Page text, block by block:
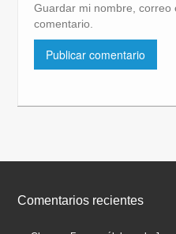
Guardar mi nombre, correo
comentario.
Comentarios recientes